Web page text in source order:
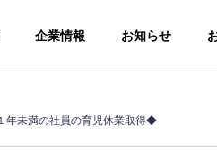
企業情報 お知らせ
年未満の社員の育児休業取得◆